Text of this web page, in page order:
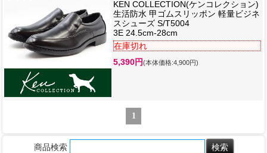
KEN COLLECTION(ケンコレクション)
生活防水 甲ゴムスリッポン 軽量ビジネ
スシューズ S/T5004
3E 24.5cm-28cm
在庫切れ
5,390円(本体価格:4,900円)
1
商品検索